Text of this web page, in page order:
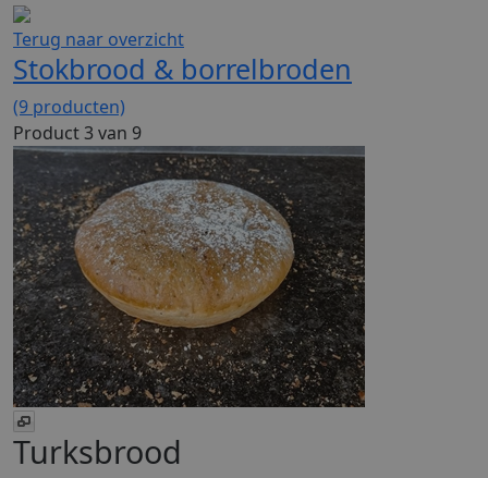
Terug naar overzicht
Stokbrood & borrelbroden
(9 producten)
Product 3 van 9
Turksbrood